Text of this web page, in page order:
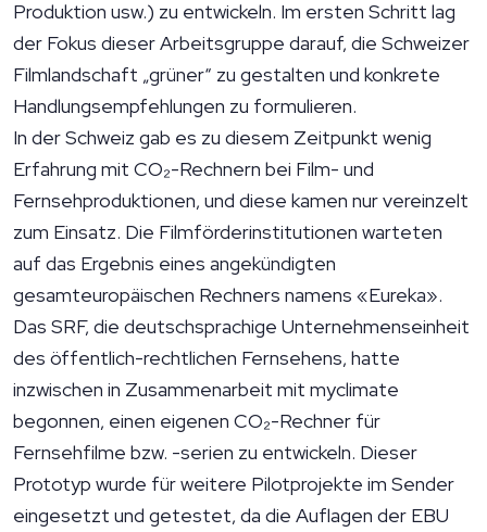
Produktion usw.) zu entwickeln. Im ersten Schritt lag
der Fokus dieser Arbeitsgruppe darauf, die Schweizer
Filmlandschaft „grüner“ zu gestalten und konkrete
Handlungsempfehlungen zu formulieren.
In der Schweiz gab es zu diesem Zeitpunkt wenig
Erfahrung mit CO₂-Rechnern bei Film- und
Fernsehproduktionen, und diese kamen nur vereinzelt
zum Einsatz. Die Filmförderinstitutionen warteten
auf das Ergebnis eines angekündigten
gesamteuropäischen Rechners namens «Eureka».
Das SRF, die deutschsprachige Unternehmenseinheit
des öffentlich-rechtlichen Fernsehens, hatte
inzwischen in Zusammenarbeit mit myclimate
begonnen, einen eigenen CO₂-Rechner für
Fernsehfilme bzw. -serien zu entwickeln. Dieser
Prototyp wurde für weitere Pilotprojekte im Sender
eingesetzt und getestet, da die Auflagen der EBU